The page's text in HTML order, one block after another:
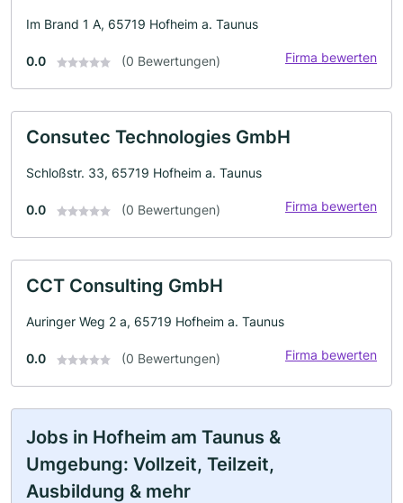
Im Brand 1 A, 65719 Hofheim a. Taunus
0.0 (0 Bewertungen) Firma bewerten
Consutec Technologies GmbH
Schloßstr. 33, 65719 Hofheim a. Taunus
0.0 (0 Bewertungen) Firma bewerten
CCT Consulting GmbH
Auringer Weg 2 a, 65719 Hofheim a. Taunus
0.0 (0 Bewertungen) Firma bewerten
Jobs in Hofheim am Taunus &
Umgebung: Vollzeit, Teilzeit,
Ausbildung & mehr